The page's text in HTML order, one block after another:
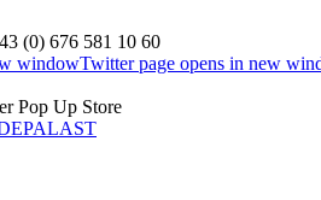
(0) 676 581 10 60
windowTwitter page opens in new
Pop Up Store